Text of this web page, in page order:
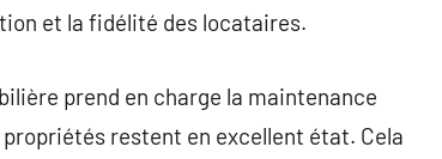
et la fidélité des locataires.
prend en charge la maintenance
restent en excellent état. Cela